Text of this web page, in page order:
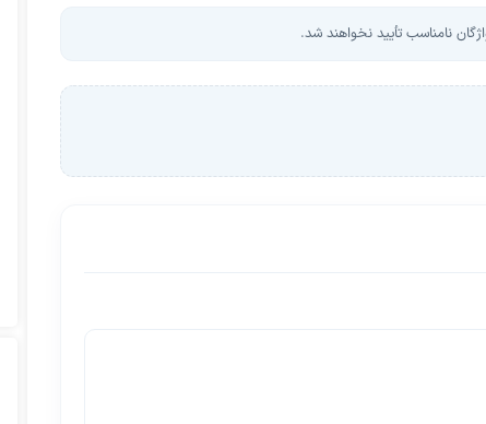
نامناسب تأیید نخواهند شد.